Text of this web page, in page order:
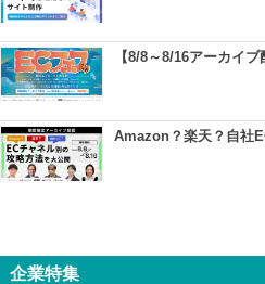
【8/8～8/16アーカイ
Amazon？楽天？自社
企業特集